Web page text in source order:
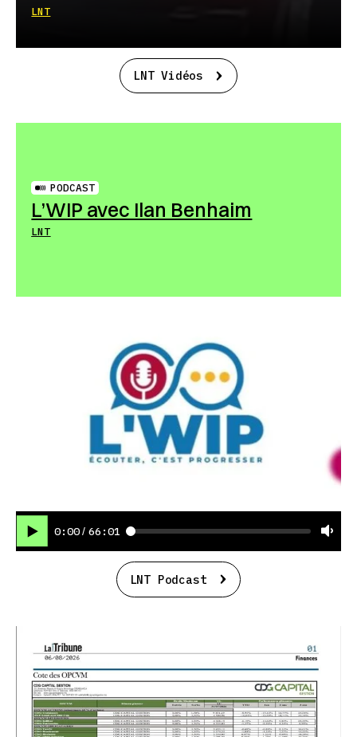
LNT
LNT Vidéos
PODCAST
L’WIP avec Ilan Benhaim
LNT
0:00 / 66:01
LNT Podcast